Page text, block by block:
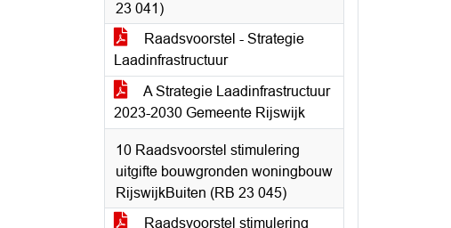
23 041)
Raadsvoorstel - Strategie
Laadinfrastructuur
A Strategie Laadinfrastructuur
2023-2030 Gemeente Rijswijk
10 Raadsvoorstel stimulering
uitgifte bouwgronden woningbouw
RijswijkBuiten (RB 23 045)
Raadsvoorstel stimulering